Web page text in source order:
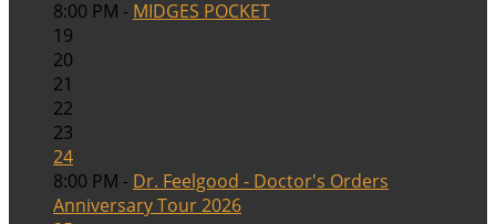
8:00 PM - MIDGES POCKET
19
20
21
22
23
24
8:00 PM - Dr. Feelgood - Doctor's Orders
Anniversary Tour 2026